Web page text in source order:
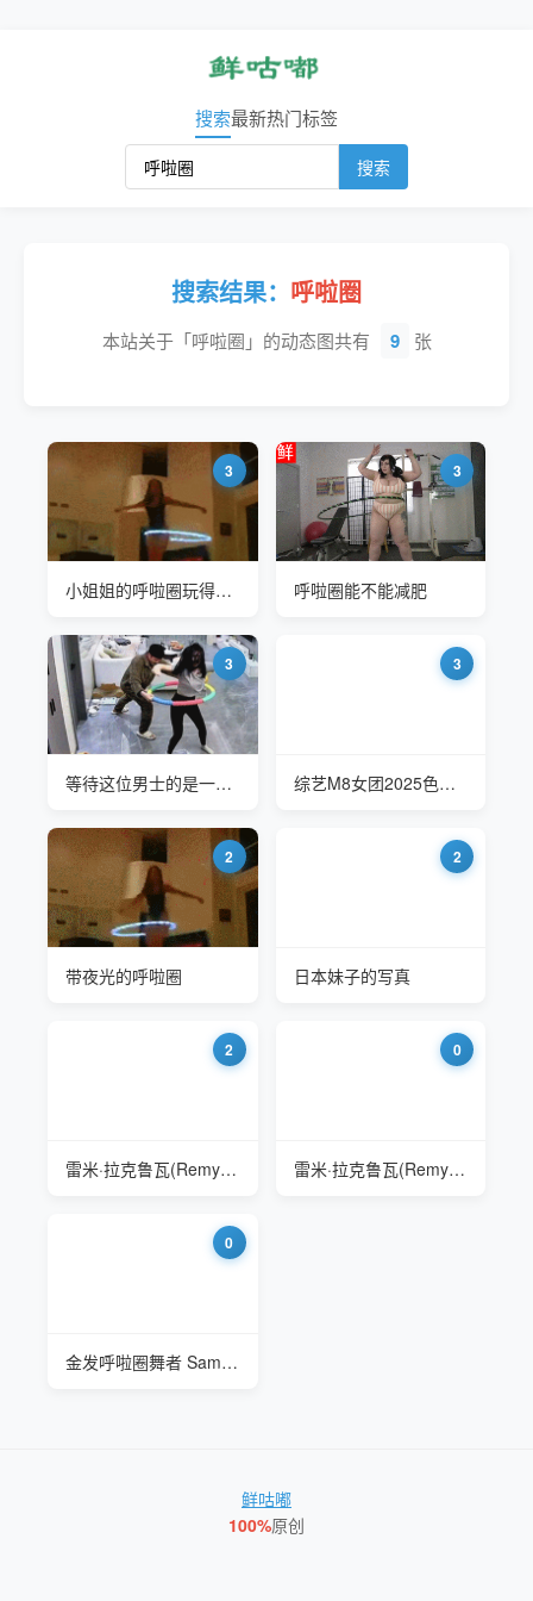
搜索最新热门标签
搜索
搜索结果： 呼啦圈
本站关于「呼啦圈」的动态图共有 9 张
3
小姐姐的呼啦圈玩得真好#瑞米·莱克卢薇(Remy Lacroix)
3
呼啦圈能不能减肥
3
等待这位男士的是一顿乱揍
3
综艺M8女团2025色情版快乐大本营
2
带夜光的呼啦圈
2
日本妹子的写真
2
雷米·拉克鲁瓦(Remy LaCroix) and her Hula Hoop
0
雷米·拉克鲁瓦(Remy LaCroix) Bikini to Nude Hula Hoop
0
金发呼啦圈舞者 Samantha Rone (萨曼莎·罗恩)
鲜咕嘟
100%原创